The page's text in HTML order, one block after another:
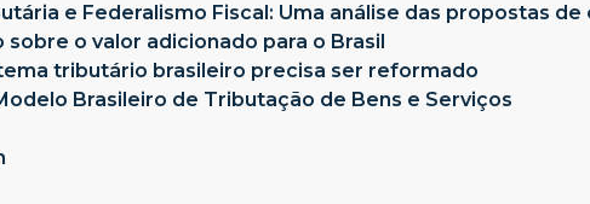
e Federalismo Fiscal: Uma análise das propostas de
sobre o valor adicionado para o Brasil
tributário brasileiro precisa ser reformado
Brasileiro de Tributação de Bens e Serviços